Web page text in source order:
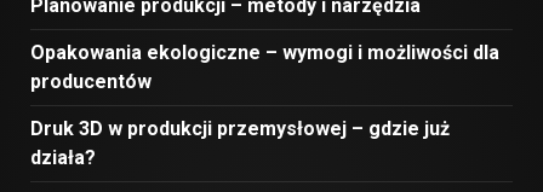
Planowanie produkcji – metody i narzędzia
Opakowania ekologiczne – wymogi i możliwości dla
producentów
Druk 3D w produkcji przemysłowej – gdzie już
działa?